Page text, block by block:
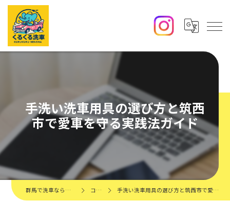
手洗い洗車用具の選び方と筑西
市で愛車を守る実践法ガイド
群馬で洗車ならくるくる洗車 コラム 手洗い洗車用具の選び方と筑西市で愛車を守る実践法ガイド